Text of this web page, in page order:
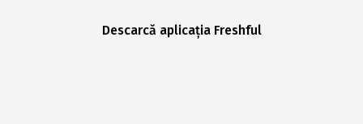
Descarcă aplicația Freshful